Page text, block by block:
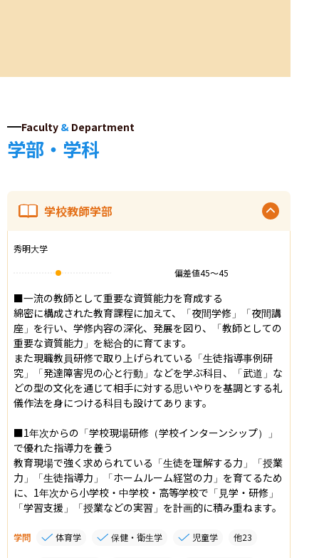
Faculty & Department
学部・学科
学校教師学部
秀明大学
偏差値45〜45
■一流の教師として重要な資質能力を育成する
綿密に構成された教育課程に加えて、「夜間学修」「夜間講
座」を行い、学修内容の深化、発展を図り、「教師としての
重要な資質能力」を総合的に育てます。
また現職教員研修で取り上げられている「生徒指導事例研
究」「発達障害児の心と行動」などを学ぶ科目、「武道」な
どの型の文化を通じて相手に対する思いやりを基調とする礼
儀作法を身につける科目も設けてあります。
■1年次からの「学校現場研修（学校インターンシップ）」
で優れた指導力を養う
教育現場で強く求められている「生徒を理解する力」「授業
力」「生徒指導力」「ホームルーム経営の力」を育てるため
に、1年次から小学校・中学校・高等学校で「見学・研修」
「学習支援」「授業などの実習」を計画的に積み重ねます。
学問 体育学 保健・衛生学 児童学 他23